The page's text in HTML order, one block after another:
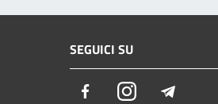
SEGUICI SU
FacebookInstagram